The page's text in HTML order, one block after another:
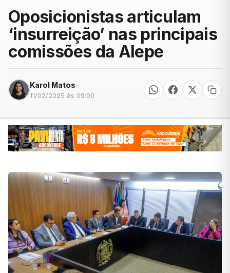
Oposicionistas articulam
‘insurreição’ nas principais
comissões da Alepe
Karol Matos
11/02/2025 às 09:00